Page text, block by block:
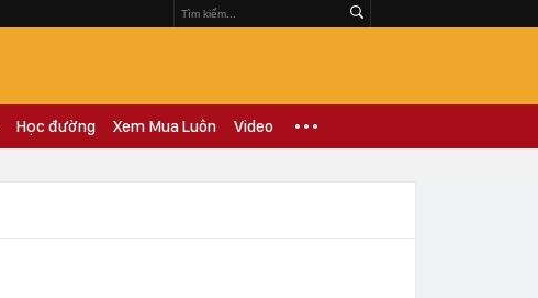
Học đường Xem Mua Luôn Video